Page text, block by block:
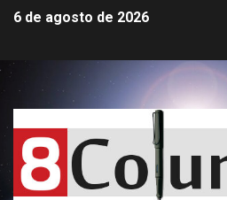
6 de agosto de 2026